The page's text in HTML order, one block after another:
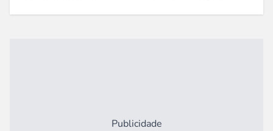
Publicidade